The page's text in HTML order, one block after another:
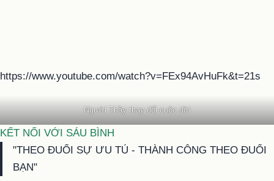
https://www.youtube.com/watch?v=FEx94AvHuFk&t=21s
Người Thầy thay đổi cuộc đời
KẾT NỐI VỚI SÁU BÌNH
"THEO ĐUỔI SỰ ƯU TÚ - THÀNH CÔNG THEO ĐUỔI
BẠN"